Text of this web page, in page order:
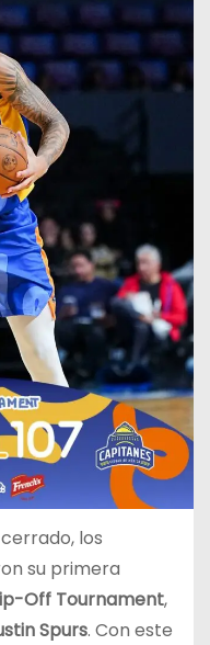
los
su primera
Off Tournament,
Spurs. Con este